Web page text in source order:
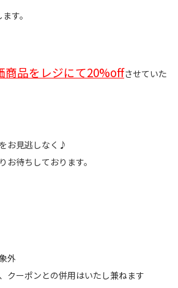
す。
商品をレジにて20%offさせていた
お見逃しなく♪
お待ちしております。
外
クーポンとの併用はいたし兼ねます